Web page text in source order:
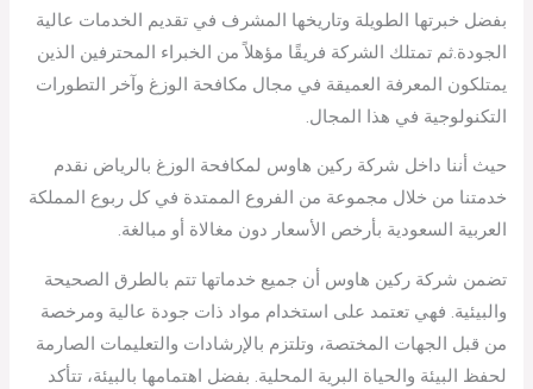
بفضل خبرتها الطويلة وتاريخها المشرف في تقديم الخدمات عالية
الجودة.ثم تمتلك الشركة فريقًا مؤهلاً من الخبراء المحترفين الذين
يمتلكون المعرفة العميقة في مجال مكافحة الوزغ وآخر التطورات
التكنولوجية في هذا المجال.
حيث أننا داخل شركة ركين هاوس لمكافحة الوزغ بالرياض نقدم
خدمتنا من خلال مجموعة من الفروع الممتدة في كل ربوع المملكة
العربية السعودية بأرخص الأسعار دون مغالاة أو مبالغة.
تضمن شركة ركين هاوس أن جميع خدماتها تتم بالطرق الصحيحة
والبيئية. فهي تعتمد على استخدام مواد ذات جودة عالية ومرخصة
من قبل الجهات المختصة، وتلتزم بالإرشادات والتعليمات الصارمة
لحفظ البيئة والحياة البرية المحلية. بفضل اهتمامها بالبيئة، تتأكد